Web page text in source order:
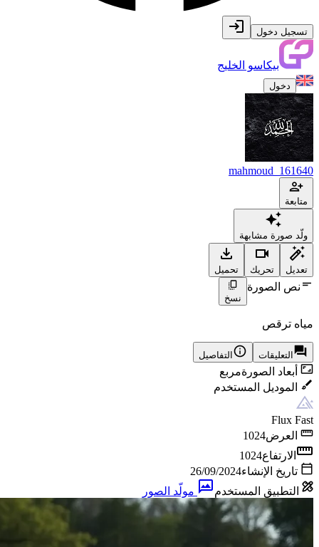
تسجيل دخول
بيكاسو الخليج
دخول
mahmoud_161640
متابعة
ولّد صورة مشابهة
تعديل تحريك تحميل
نص الصورة
نسخ
مياه ترقص
التعليقات التفاصيل
أبعاد الصورةمربع
الموديل المستخدم
Flux Fast
العرض1024
الارتفاع1024
تاريخ الإنشاء26/09/2024
التطبيق المستخدم
مولّد الصور